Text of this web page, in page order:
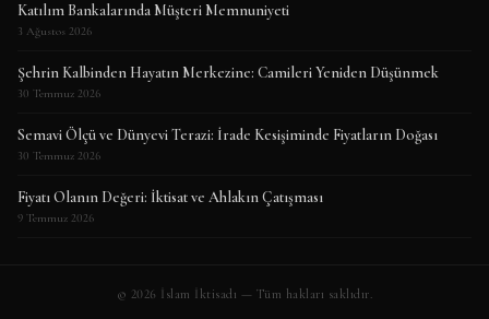
Katılım Bankalarında Müşteri Memnuniyeti
3 Ağustos 2026
Şehrin Kalbinden Hayatın Merkezine: Camileri Yeniden Düşünmek
30 Temmuz 2026
Semavi Ölçü ve Dünyevi Terazi: İrade Kesişiminde Fiyatların Doğası
30 Temmuz 2026
Fiyatı Olanın Değeri: İktisat ve Ahlakın Çatışması
9 Temmuz 2026
© 2026 İslam İktisadı — Tüm hakları saklıdır.